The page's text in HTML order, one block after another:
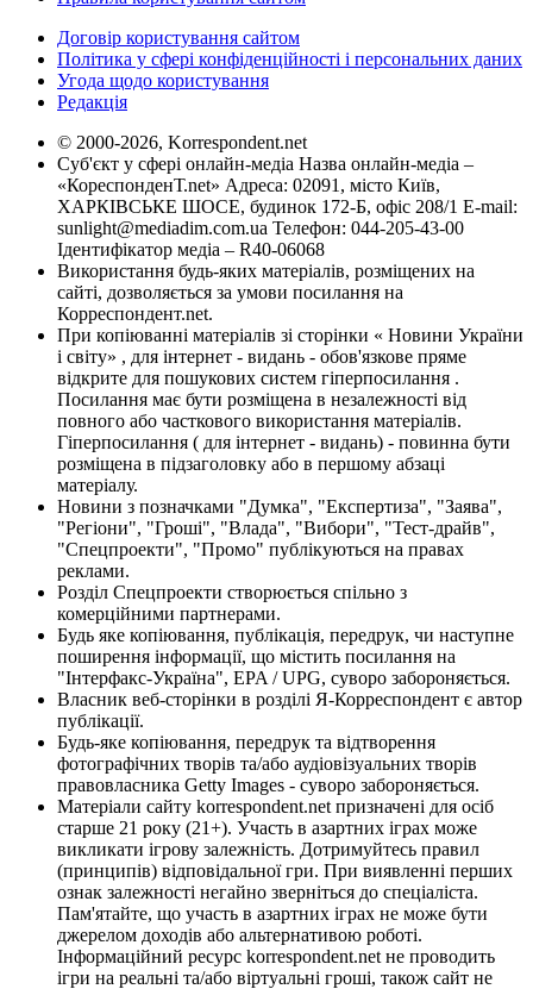
Договір користування сайтом
Політика у сфері конфіденційності і персональних даних
Угода щодо користування
Редакція
© 2000-2026, Korrespondent.net
Суб'єкт у сфері онлайн-медіа Назва онлайн-медіа –
«КореспонденТ.net» Адреса: 02091, місто Київ,
ХАРКІВСЬКЕ ШОСЕ, будинок 172-Б, офіс 208/1 E-mail:
sunlight@mediadim.com.ua Телефон: 044-205-43-00
Ідентифікатор медіа – R40-06068
Використання будь-яких матеріалів, розміщених на
сайті, дозволяється за умови посилання на
Корреспондент.net.
При копіюванні матеріалів зі сторінки « Новини України
і світу» , для інтернет - видань - обов'язкове пряме
відкрите для пошукових систем гіперпосилання .
Посилання має бути розміщена в незалежності від
повного або часткового використання матеріалів.
Гіперпосилання ( для інтернет - видань) - повинна бути
розміщена в підзаголовку або в першому абзаці
матеріалу.
Новини з позначками "Думка", "Експертиза", "Заява",
"Регіони", "Гроші", "Влада", "Вибори", "Тест-драйв",
"Спецпроекти", "Промо" публікуються на правах
реклами.
Розділ Спецпроекти створюється спільно з
комерційними партнерами.
Будь яке копіювання, публікація, передрук, чи наступне
поширення інформації, що містить посилання на
"Інтерфакс-Україна", EPA / UPG, суворо забороняється.
Власник веб-сторінки в розділі Я-Корреспондент є автор
публікації.
Будь-яке копіювання, передрук та відтворення
фотографічних творів та/або аудіовізуальних творів
правовласника Getty Images - суворо забороняється.
Матеріали сайту korrespondent.net призначені для осіб
старше 21 року (21+). Участь в азартних іграх може
викликати ігрову залежність. Дотримуйтесь правил
(принципів) відповідальної гри. При виявленні перших
ознак залежності негайно зверніться до спеціаліста.
Пам'ятайте, що участь в азартних іграх не може бути
джерелом доходів або альтернативою роботі.
Інформаційний ресурс korrespondent.net не проводить
ігри на реальні та/або віртуальні гроші, також сайт не